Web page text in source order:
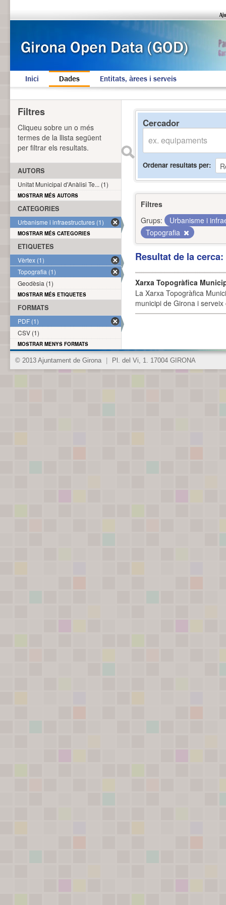
Inici Dades Entitats, àrees i serveis
Cercador
Ordenar resultats per
Filtres
Grups:
Urbanisme i
Topografia
Resultat de la
Xarxa Topogràfica
La Xarxa Topogràfica
municipi de Girona i
Filtres
Cliqueu sobre un o més
termes de la llista següent
per filtrar els resultats.
AUTORS
Unitat Municipal d'Anàlisi Te... (1)
MOSTRAR MÉS AUTORS
CATEGORIES
Urbanisme i infraestructures (1)
MOSTRAR MÉS CATEGORIES
ETIQUETES
Vèrtex (1)
Topografia (1)
Geodèsia (1)
MOSTRAR MÉS ETIQUETES
FORMATS
PDF (1)
CSV (1)
MOSTRAR MENYS FORMATS
© 2013 Ajuntament de Girona Pl. del Vi, 1. 17004 GIRONA